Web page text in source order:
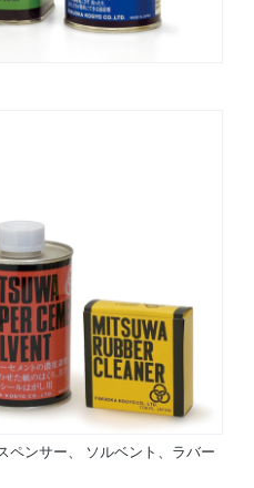
ペンサー、 ソルベント、ラバー